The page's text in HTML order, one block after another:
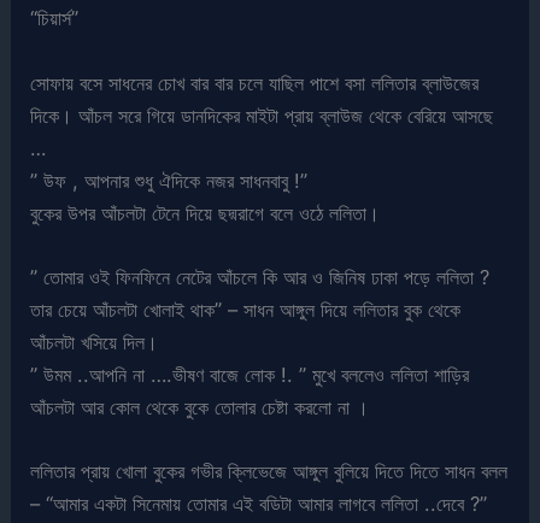
“চিয়ার্স”
সোফায় বসে সাধনের চোখ বার বার চলে যাছিল পাশে বসা ললিতার ব্লাউজের
দিকে। আঁচল সরে গিয়ে ডানদিকের মাইটা প্রায় ব্লাউজ থেকে বেরিয়ে আসছে
…
” উফ , আপনার শুধু ঐদিকে নজর সাধনবাবু !”
বুকের উপর আঁচলটা টেনে দিয়ে ছদ্মরাগে বলে ওঠে ললিতা।
” তোমার ওই ফিনফিনে নেটের আঁচলে কি আর ও জিনিষ ঢাকা পড়ে ললিতা ?
তার চেয়ে আঁচলটা খোলাই থাক” – সাধন আঙ্গুল দিয়ে ললিতার বুক থেকে
আঁচলটা খসিয়ে দিল।
” উমম ..আপনি না ….ভীষণ বাজে লোক !. ” মুখে বললেও ললিতা শাড়ির
আঁচলটা আর কোল থেকে বুকে তোলার চেষ্টা করলো না ।
ললিতার প্রায় খোলা বুকের গভীর ক্লিভেজে আঙ্গুল বুলিয়ে দিতে দিতে সাধন বলল
– “আমার একটা সিনেমায় তোমার এই বডিটা আমার লাগবে ললিতা ..দেবে ?”